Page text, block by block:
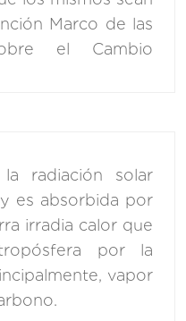
Marco de las
el Cambio
radiación solar
es absorbida por
irradia calor que
por la
vapor